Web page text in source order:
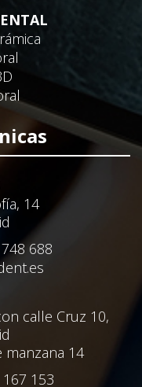
14
688
calle Cruz 10,
manzana 14
153